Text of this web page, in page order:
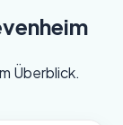
Überblick.